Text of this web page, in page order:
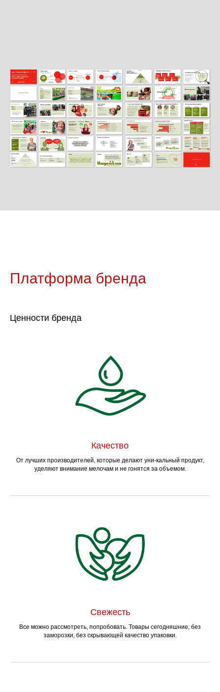
Платформа бренда
Ценности бренда
Качество
От лучших производителей, которые делают уни-кальный продукт,
уделяют внимание мелочам и не гонятся за объемом.
Свежесть
Все можно рассмотреть, попробовать. Товары сегодняшние, без
заморозки, без скрывающей качество упаковки.